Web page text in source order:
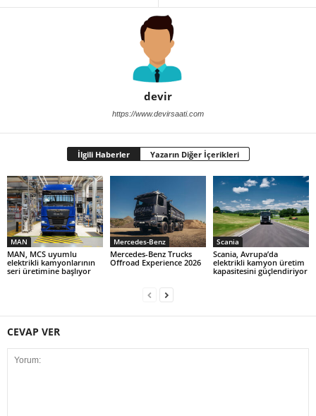
devir
https://www.devirsaati.com
İlgili Haberler Yazarın Diğer İçerikleri
MAN
MAN, MCS uyumlu
elektrikli kamyonlarının
seri üretimine başlıyor
Mercedes-Benz
Mercedes-Benz Trucks
Offroad Experience 2026
Scania
Scania, Avrupa’da
elektrikli kamyon üretim
kapasitesini güçlendiriyor
CEVAP VER